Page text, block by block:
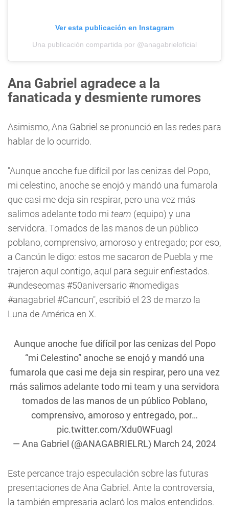
Ver esta publicación en Instagram
Una publicación compartida por @anagabrieloficial
Ana Gabriel agradece a la
fanaticada y desmiente rumores
Asimismo, Ana Gabriel se pronunció en las redes para
hablar de lo ocurrido.
"Aunque anoche fue difícil por las cenizas del Popo,
mi celestino, anoche se enojó y mandó una fumarola
que casi me deja sin respirar, pero una vez más
salimos adelante todo mi team (equipo) y una
servidora. Tomados de las manos de un público
poblano, comprensivo, amoroso y entregado; por eso,
a Cancún le digo: estos me sacaron de Puebla y me
trajeron aquí contigo, aquí para seguir enfiestados.
#undeseomas #50aniversario #nomedigas
#anagabriel #Cancun", escribió el 23 de marzo la
Luna de América en X.
Aunque anoche fue difícil por las cenizas del Popo
“mi Celestino” anoche se enojó y mandó una
fumarola que casi me deja sin respirar, pero una vez
más salimos adelante todo mi team y una servidora
tomados de las manos de un público Poblano,
comprensivo, amoroso y entregado, por…
pic.twitter.com/Xdu0WFuagl
— Ana Gabriel (@ANAGABRIELRL) March 24, 2024
Este percance trajo especulación sobre las futuras
presentaciones de Ana Gabriel. Ante la controversia,
la también empresaria aclaró los malos entendidos.